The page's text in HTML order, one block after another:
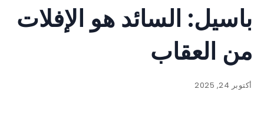
باسيل: السائد هو الإفلات
من العقاب
أكتوبر 24, 2025